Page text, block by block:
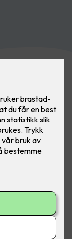
dekkes.